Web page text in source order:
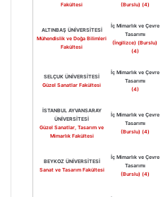
Fakültesi
(Burslu) (4)
ALTINBAŞ ÜNİVERSİTESİ
Mühendislik ve Doğa Bilimleri
Fakültesi
İç Mimarlık ve Çevre
Tasarımı
(İngilizce) (Burslu)
(4)
SELÇUK ÜNİVERSİTESİ
Güzel Sanatlar Fakültesi
İç Mimarlık ve Çevre
Tasarımı
(4)
İSTANBUL AYVANSARAY
ÜNİVERSİTESİ
Güzel Sanatlar, Tasarım ve
Mimarlık Fakültesi
İç Mimarlık ve Çevre
Tasarımı
(Burslu) (4)
BEYKOZ ÜNİVERSİTESİ
Sanat ve Tasarım Fakültesi
İç Mimarlık ve Çevre
Tasarımı
(Burslu) (4)